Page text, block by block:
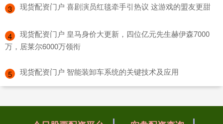
3 ​现货配资门户 喜剧演员红毯牵手引热议 这游戏的盟友更甜
4
​现货配资门户 皇马身价大更新，四位亿元先生赫伊森7000
万，居莱尔6000万领衔
5 ​现货配资门户 智能装卸车系统的关键技术及应用